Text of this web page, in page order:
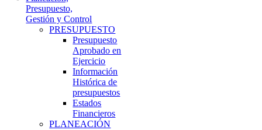
Presupuesto,
Gestión y Control
PRESUPUESTO
Presupuesto
Aprobado en
Ejercicio
Información
Histórica de
presupuestos
Estados
Financieros
PLANEACIÓN